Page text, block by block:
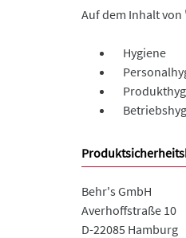
Auf dem Inhalt von
Hygiene
Behr's GmbH
Averhoffstraße 10
D-22085 Hamburg